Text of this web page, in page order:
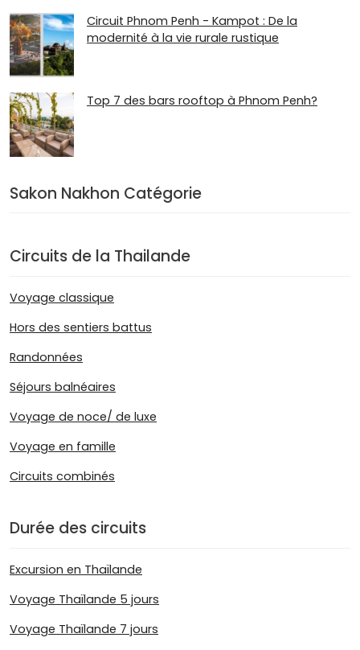
Circuit Phnom Penh - Kampot : De la
modernité à la vie rurale rustique
Top 7 des bars rooftop à Phnom Penh?
Sakon Nakhon Catégorie
Circuits de la Thailande
Voyage classique
Hors des sentiers battus
Randonnées
Séjours balnéaires
Voyage de noce/ de luxe
Voyage en famille
Circuits combinés
Durée des circuits
Excursion en Thaïlande
Voyage Thaïlande 5 jours
Voyage Thaïlande 7 jours